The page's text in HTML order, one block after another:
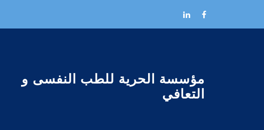
مؤسسة الحرية للطب النفسى و
التعافي